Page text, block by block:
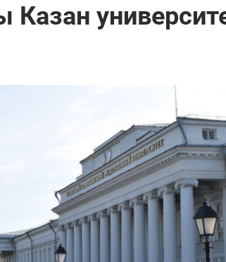
Казан